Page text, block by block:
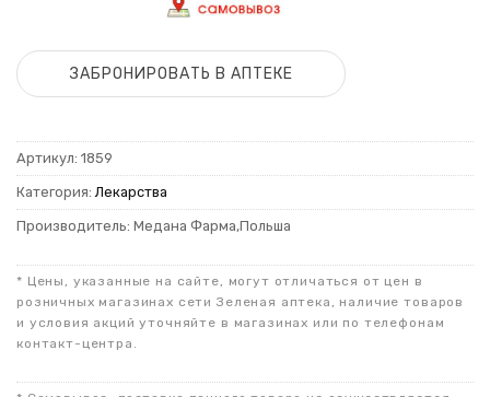
ЗАБРОНИРОВАТЬ В АПТЕКЕ
Артикул: 1859
Категория:Лекарства
Производитель: Медана Фарма,Польша
* Цены, указанные на сайте, могут отличаться от цен в
розничных магазинах сети Зеленая аптека, наличие товаров
и условия акций уточняйте в магазинах или по телефонам
контакт-центра.